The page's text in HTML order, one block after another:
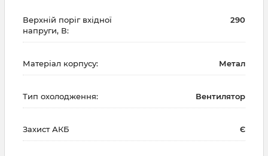
Верхній поріг вхідної
напруги, В:
290
Матеріал корпусу: Метал
Тип охолодження: Вентилятор
Захист АКБ Є